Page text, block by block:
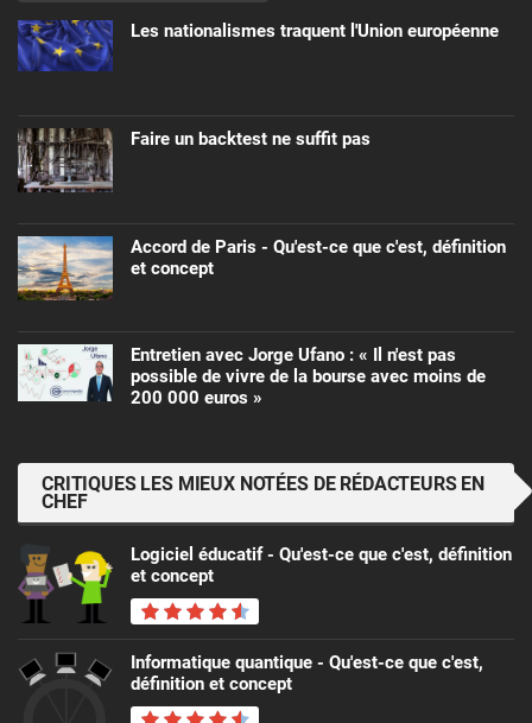
Les nationalismes traquent l'Union européenne
Faire un backtest ne suffit pas
Accord de Paris - Qu'est-ce que c'est, définition
et concept
Entretien avec Jorge Ufano : « Il n'est pas
possible de vivre de la bourse avec moins de
200 000 euros »
CRITIQUES LES MIEUX NOTÉES DE RÉDACTEURS EN
CHEF
Logiciel éducatif - Qu'est-ce que c'est, définition
et concept
Informatique quantique - Qu'est-ce que c'est,
définition et concept